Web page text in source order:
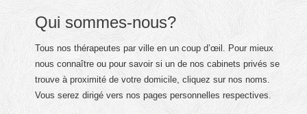
Qui sommes-nous?
Tous nos thérapeutes par ville en un coup d’œil. Pour mieux
nous connaître ou pour savoir si un de nos cabinets privés se
trouve à proximité de votre domicile, cliquez sur nos noms.
Vous serez dirigé vers nos pages personnelles respectives.